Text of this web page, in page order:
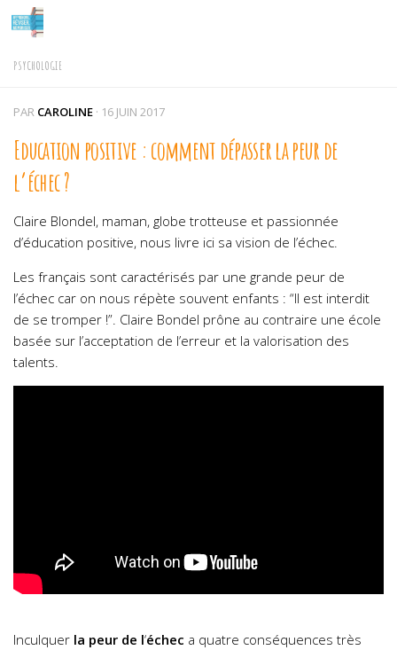
Skip to content
PSYCHOLOGIE
PAR CAROLINE · 16 JUIN 2017
Education positive : comment dépasser la peur de
l’échec ?
Claire Blondel, maman, globe trotteuse et passionnée
d’éducation positive, nous livre ici sa vision de l’échec.
Les français sont caractérisés par une grande peur de
l’échec car on nous répète souvent enfants : “Il est interdit
de se tromper !”. Claire Bondel prône au contraire une école
basée sur l’acceptation de l’erreur et la valorisation des
talents.
Inculquer la peur de l‘échec a quatre conséquences très